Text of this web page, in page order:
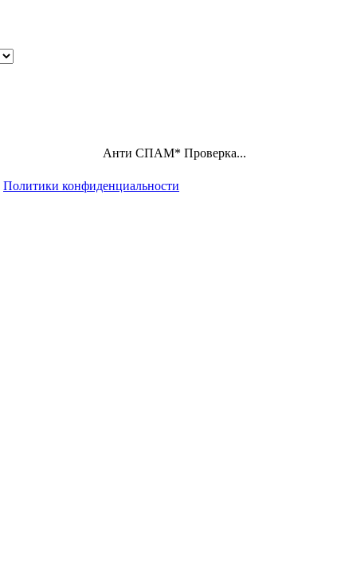
Анти СПАМ* Проверка...
Политики конфиденциальности